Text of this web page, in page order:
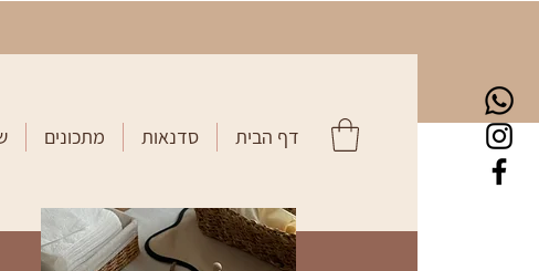
דף הבית סדנאות מתכונים